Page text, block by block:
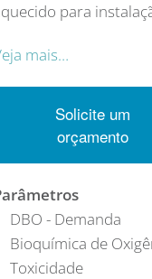
para
mais…
Solicite um
orçamento
DBO - Demanda
Bioquímica de
Toxicidade